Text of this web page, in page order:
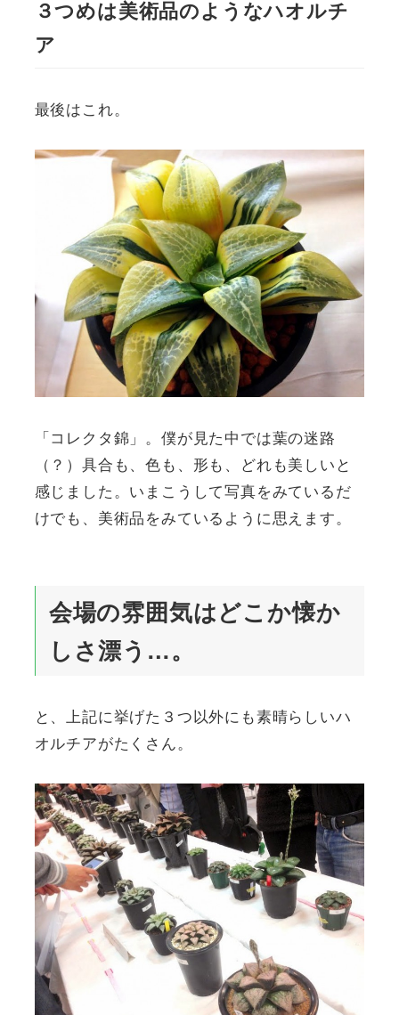
３つめは美術品のようなハオルチ
ア
最後はこれ。
「コレクタ錦」。僕が見た中では葉の迷路
（？）具合も、色も、形も、どれも美しいと
感じました。いまこうして写真をみているだ
けでも、美術品をみているように思えます。
会場の雰囲気はどこか懐か
しさ漂う…。
と、上記に挙げた３つ以外にも素晴らしいハ
オルチアがたくさん。